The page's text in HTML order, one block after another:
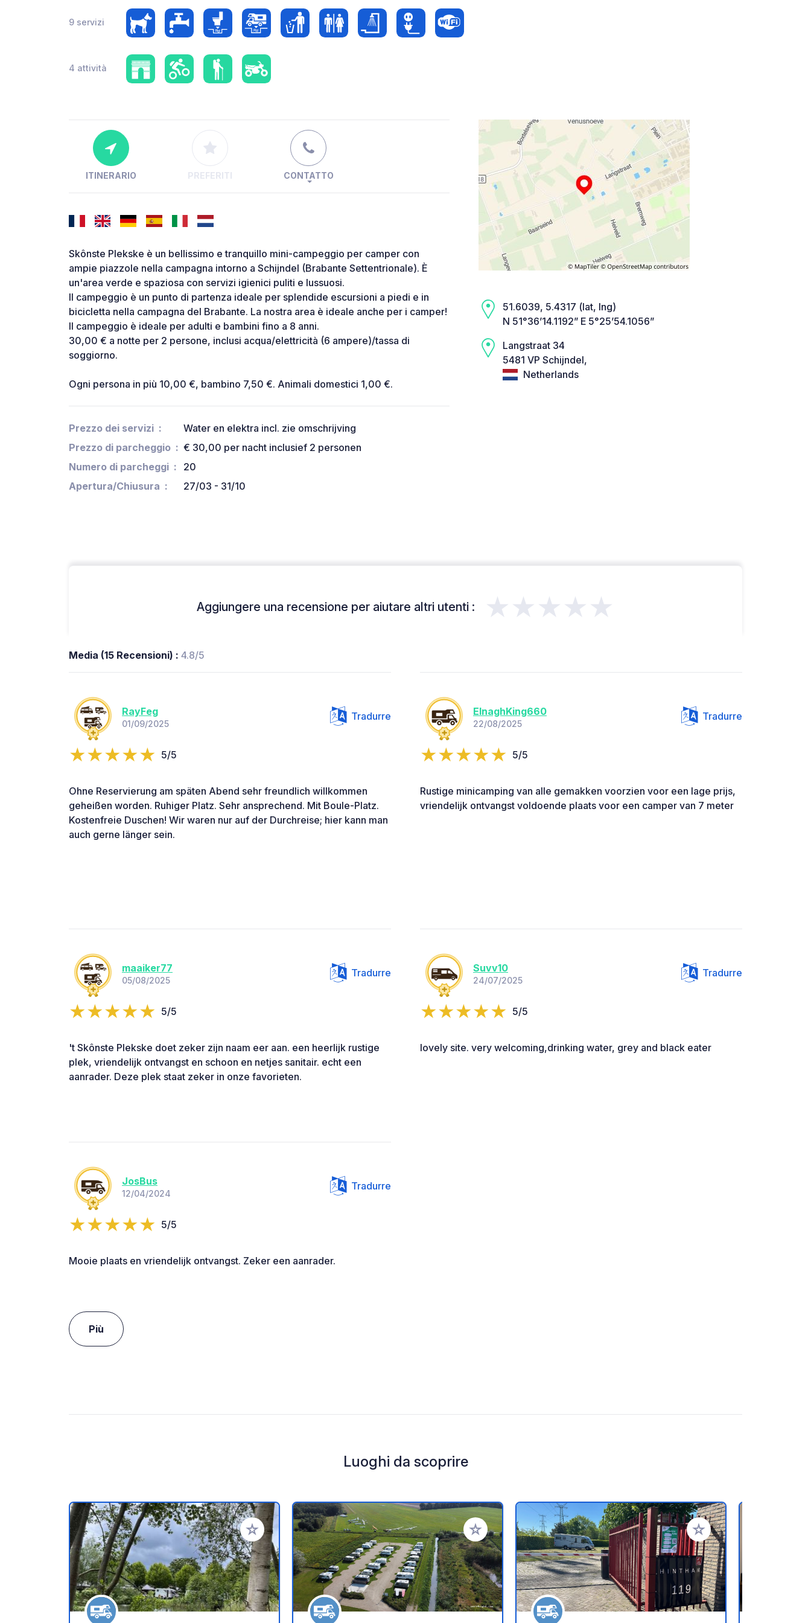
9 servizi
4 attività
ITINERARIO PREFERITI CONTATTO
Skônste Plekske è un bellissimo e tranquillo mini-campeggio per camper con
ampie piazzole nella campagna intorno a Schijndel (Brabante Settentrionale). È
un'area verde e spaziosa con servizi igienici puliti e lussuosi.
Il campeggio è un punto di partenza ideale per splendide escursioni a piedi e in
bicicletta nella campagna del Brabante. La nostra area è ideale anche per i camper!
Il campeggio è ideale per adulti e bambini fino a 8 anni.
30,00 € a notte per 2 persone, inclusi acqua/elettricità (6 ampere)/tassa di
soggiorno.
Ogni persona in più 10,00 €, bambino 7,50 €. Animali domestici 1,00 €.
Prezzo dei servizi
Water en elektra incl. zie omschrijving
Prezzo di parcheggio
€ 30,00 per nacht inclusief 2 personen
Numero di parcheggi
20
Apertura/Chiusura
27/03 - 31/10
51.6039, 5.4317 (lat, lng)
N 51°36’14.1192” E 5°25’54.1056”
Langstraat 34
5481 VP Schijndel,
Netherlands
Aggiungere una recensione per aiutare altri utenti : ★★★★★
Media (15 Recensioni) : 4.8/5
RayFeg
01/09/2025
Tradurre
5/5
Ohne Reservierung am späten Abend sehr freundlich willkommen
geheißen worden. Ruhiger Platz. Sehr ansprechend. Mit Boule-Platz.
Kostenfreie Duschen! Wir waren nur auf der Durchreise; hier kann man
auch gerne länger sein.
ElnaghKing660
22/08/2025
Tradurre
5/5
Rustige minicamping van alle gemakken voorzien voor een lage prijs,
vriendelijk ontvangst voldoende plaats voor een camper van 7 meter
maaiker77
05/08/2025
Tradurre
5/5
't Skônste Plekske doet zeker zijn naam eer aan. een heerlijk rustige
plek, vriendelijk ontvangst en schoon en netjes sanitair. echt een
aanrader. Deze plek staat zeker in onze favorieten.
Suvv10
24/07/2025
Tradurre
5/5
lovely site. very welcoming,drinking water, grey and black eater
JosBus
12/04/2024
Tradurre
5/5
Mooie plaats en vriendelijk ontvangst. Zeker een aanrader.
Più
Luoghi da scoprire
Aggiungi ai tuoi preferiti Aggiungi ai tuoi preferiti Aggiungi ai tuoi preferiti